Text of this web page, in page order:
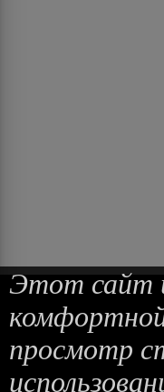
Этот сайт
просмотр